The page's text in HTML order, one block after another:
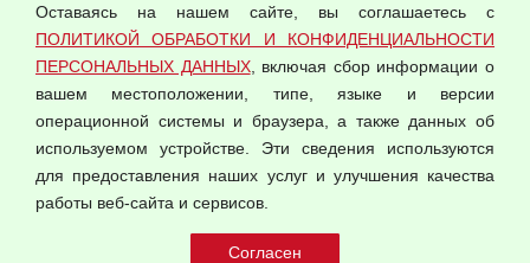
© 2026 ООО "Феникс"
Согласием на обработку персональных данных
Оферта оптовой купли-продажи
Публичная оферта
Оставаясь на нашем сайте, вы соглашаетесь с
ПОЛИТИКОЙ ОБРАБОТКИ И КОНФИДЕНЦИАЛЬНОСТИ
ПЕРСОНАЛЬНЫХ ДАННЫХ, включая сбор информации о
вашем местоположении, типе, языке и версии
операционной системы и браузера, а также данных об
используемом устройстве. Эти сведения используются
для предоставления наших услуг и улучшения качества
работы веб-сайта и сервисов.